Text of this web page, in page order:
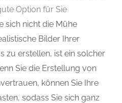
Option für Sie
sich nicht die Mühe
Bilder Ihrer
zu erstellen, ist ein solcher
Sie die Erstellung von
können Sie Ihre
sodass Sie sich ganz